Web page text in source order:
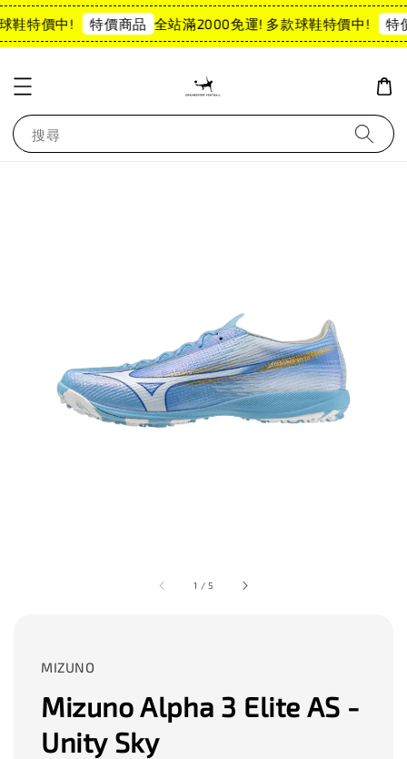
鞋特價中! 特價商品 全站滿2000免運! 多款球鞋特價中! 特
搜尋
1 /5
MIZUNO
Mizuno Alpha 3 Elite AS -
Unity Sky